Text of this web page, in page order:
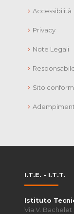
Accessibilità
Privacy
Note Legali
Sito
Adempimenti
I.T.E. - I.T.T.
Istituto
Via V. Bachelet